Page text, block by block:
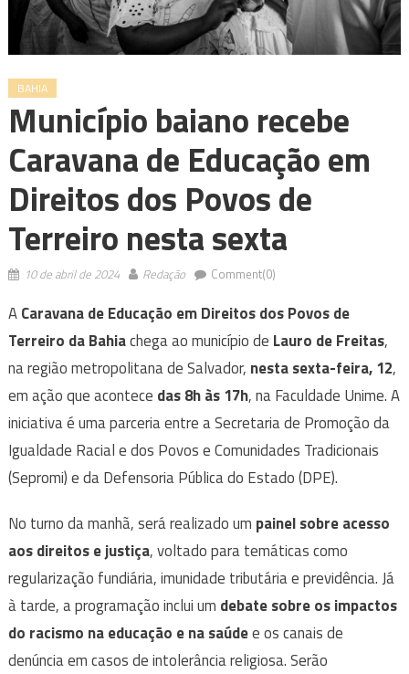
BAHIA
Município baiano recebe
Caravana de Educação em
Direitos dos Povos de
Terreiro nesta sexta
10 de abril de 2024 Redação Comment(0)
ACaravana de Educação em Direitos dos Povos de
Terreiro da Bahiachega ao município de Lauro de Freitas,
na região metropolitana de Salvador, nesta sexta-feira, 12,
em ação que acontece das 8h às 17h, na Faculdade Unime. A
iniciativa é uma parceria entre a Secretaria de Promoção da
Igualdade Racial e dos Povos e Comunidades Tradicionais
(Sepromi) e da Defensoria Pública do Estado (DPE).
No turno da manhã, será realizado um painel sobre acesso
aos direitos e justiça, voltado para temáticas como
regularização fundiária, imunidade tributária e previdência. Já
à tarde, a programação inclui um debate sobre os impactos
do racismo na educação e na saúdee os canais de
denúncia em casos de intolerância religiosa. Serão